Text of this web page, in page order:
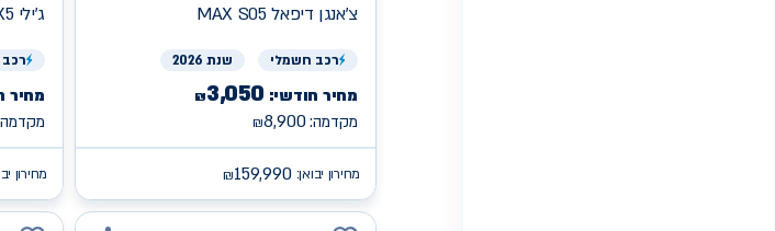
צ'אנגן MAX S05 דיפאל
רכב חשמלי שנת 2026
מחיר חודשי: ₪3,050
מקדמה: ₪8,900
מחירון יבואן: ₪159,990
ג'ילי
רכב
מחיר
מחירון